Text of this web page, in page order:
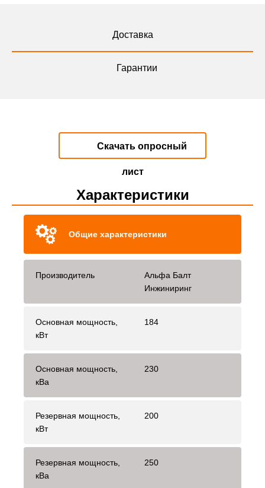
Доставка
Гарантии
Скачать опросный
лист
Характеристики
Общие характеристики
Производитель
Альфа Балт
Инжиниринг
Основная мощность,
кВт
184
Основная мощность,
кВа
230
Резервная мощность,
кВт
200
Резервная мощность,
кВа
250